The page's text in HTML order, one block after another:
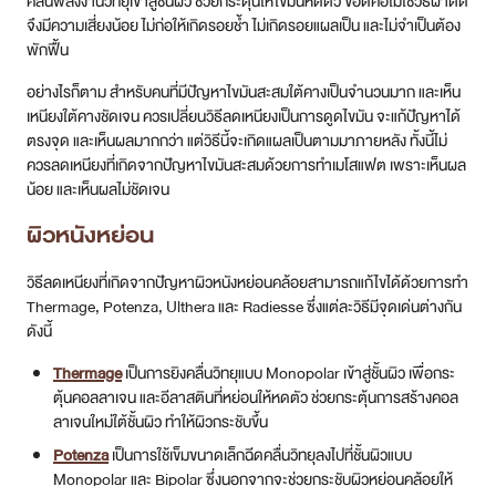
ควรลดเหนียงที่เกิดจากปัญหาไขมันสะสมด้วยการทำเมโสแฟต เพราะเห็นผล
น้อย และเห็นผลไม่ชัดเจน
ผิวหนังหย่อน
วิธีลดเหนียงที่เกิดจากปัญหาผิวหนังหย่อนคล้อยสามารถแก้ไขได้ด้วยการทำ
Thermage, Potenza, Ulthera และ Radiesse ซึ่งแต่ละวิธีมีจุดเด่นต่างกัน
ดังนี้
Thermageเป็นการยิงคลื่นวิทยุแบบ Monopolar เข้าสู่ชั้นผิว เพื่อกระ
ลาเจนใหม่ใต้ชั้นผิว ทำให้ผิวกระชับขึ้น
Potenzaเป็นการใช้เข็มขนาดเล็กฉีดคลื่นวิทยุลงไปที่ชั้นผิวแบบ
เต่งตึงขึ้นแล้ว ยังช่วยลดริ้วรอยต่างๆ บนผิวอีกด้วย
Ultheraเป็นเทคโนโลยีการส่งพลังงานคลื่นอัลตราซาวนด์ความถี่สูงเข้า
สู่ชั้นผิวหนัง แต่ในกรณีปัญหาเหนียงที่เกิดจากผิวหนังหย่อนแนะนำให้ใช้
หัว Ulthera ขนาด 3.0 mm เพราะสามารถยิงพลังงานคลื่นอัลตราซา
วนด์ลงลึกถึงชั้นไขมัน